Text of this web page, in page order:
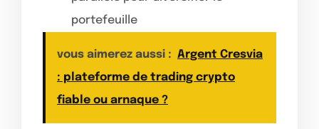
portefeuille
vous aimerez aussi : Argent Cresvia
: plateforme de trading crypto
fiable ou arnaque ?